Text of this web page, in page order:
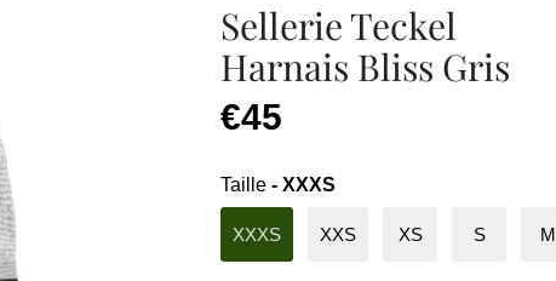
Sellerie Teckel
Harnais Bliss Gris
€45
Taille - XXXS
XXXS XXS XS S M